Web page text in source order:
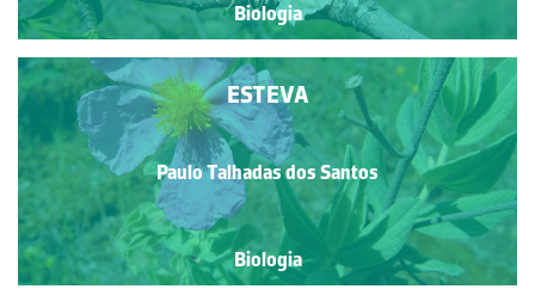
Biologia
ESTEVA
Paulo Talhadas dos Santos
Biologia